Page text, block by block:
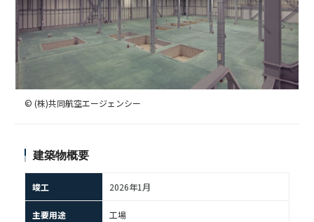
© (株)共同航空エージェンシー
建築物概要
竣工 2026年1月
主要用途 工場